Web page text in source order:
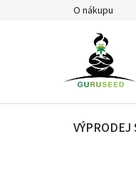
O nákupu
VÝPRODEJ